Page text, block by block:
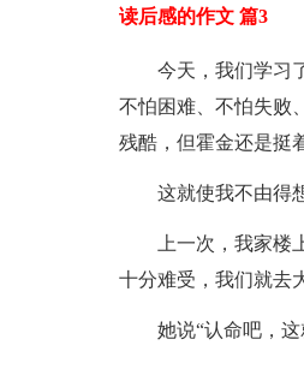
读后感的作文 篇3
今天，我们学习
不怕困难、不怕失败
残酷，但霍金还是挺
这就使我不由得
上一次，我家
十分难受，我们就去
她说“认命吧，